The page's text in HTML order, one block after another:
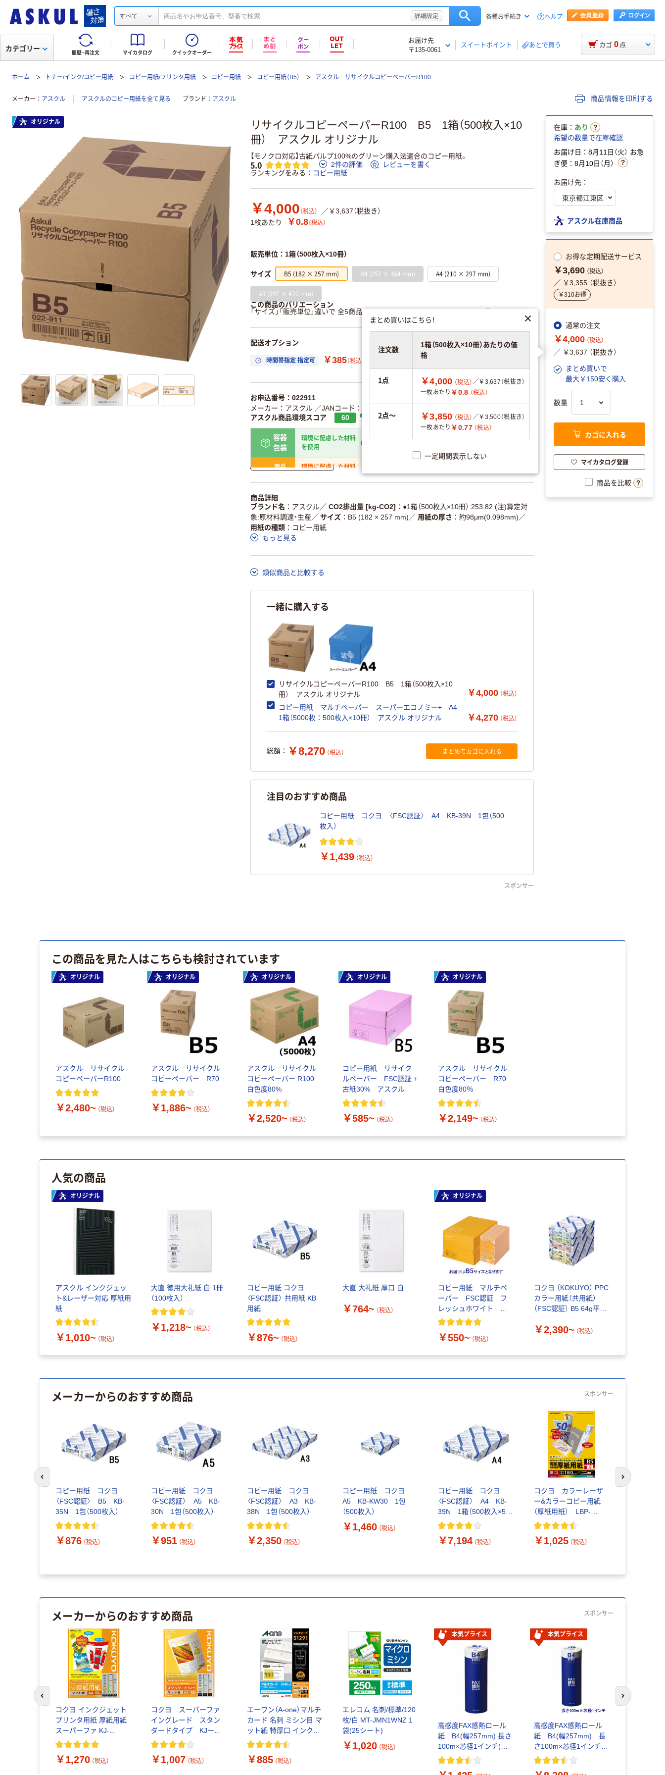
すべて 詳細設定 各種お手続き ヘルプ
履歴・再注文 マイカタログ クイックオーダー
お届け先
〒135-0061
スイートポイント あとで買う
カテゴリー カゴ 0 点
ホーム トナー/インク/コピー用紙 コピー用紙/プリンタ用紙 コピー用紙 コピー用紙（B5） アスクル リサイクルコピーペーパーR100
メーカー アスクル アスクルのコピー用紙を全て見る ブランド アスクル 商品情報を印刷する
リサイクルコピーペーパーR100 B5 1箱（500枚入×10
冊） アスクル オリジナル
【モノクロ対応】古紙パルプ100%のグリーン購入法適合のコピー用紙。
5.0 2件の評価
レビューを書く
ランキングをみる
コピー用紙
￥4,000 （税込）
／￥3,637（税抜き）
1枚あたり
￥0.8（税込）
販売単位：1箱（500枚入×10冊）
サイズ B5 (182 × 257 mm) B4 (257 × 364 mm) A4 (210 × 297 mm)
A3 (297 × 420 mm)
この商品のバリエーション
「サイズ」「販売単位」違いで 全5商品 あります。
配送オプション
時間帯指定 指定可 ￥385（税込） 置き場所指定 利用可
お申込番号：022911
メーカー：アスクル ／JANコード：4535164027007
アスクル商品環境スコア
60
容器
包装
環境に配慮した材料
を使用
分別・リサイクルし
商品
環境に配慮した材料
やすい設計
仕組
る
ている
削減
この商品の環境配慮ポイントです。詳しくはページ下部の商品詳細「アスクル商品環境スコ
ア詳細／加点項目
」で確認できます。
詳しく見る
商品詳細
ブランド名
アスクル／ CO2排出量 [kg-CO2]
●1箱（500枚入×10冊）:253.82 (注)算定対
象:原材料調達・生産／ サイズ B5 (182 × 257 mm) ／ 用紙の厚さ 約98μm(0.098mm) ／
用紙の種類
コピー用紙
もっと見る
類似商品と比較する
一緒に購入する
リサイクルコピーペーパーR100 B5 1箱（500枚入×10
冊） アスクル オリジナル
￥4,000 （税込）
コピー用紙 マルチペーパー スーパーエコノミー+ A4
1箱（5000枚：500枚入×10冊） アスクル オリジナル
￥4,270 （税込）
総額： ￥8,270 （税込） まとめてカゴに入れる
注目のおすすめ商品
コピー用紙 コクヨ 〈FSC認証〉 A4 KB-39N 1包（500
枚入）
￥1,439 （税込）
スポンサー
オリジナル
在庫： あり
希望の数量で在庫確認
お届け日：8月11日（火） お急
ぎ便：8月10日（月）
お届け先：
アスクル在庫商品
お得な定期配送サービス
￥3,690 （税込）
／ ￥3,355 （税抜き）
￥310お得
通常の注文
￥4,000 （税込）
／ ￥3,637 （税抜き）
まとめ買いで
最大￥150安く購入
まとめ買いはこちら！
注文数
1箱（500枚入×10冊）あたりの価
格
1点 ￥4,000 （税込）／￥3,637（税抜き）
一枚あたり ￥0.8 （税込）
2点～ ￥3,850 （税込）／￥3,500（税抜き）
一枚あたり ￥0.77 （税込）
一定期間表示しない
数量
カゴに入れる
マイカタログ登録
商品を比較
この商品を見た人はこちらも検討されています
オリジナル
アスクル リサイクル
コピーペーパーR100
￥2,480~ （税込）
オリジナル
アスクル リサイクル
コピーペーパー R70
￥1,886~ （税込）
オリジナル
アスクル リサイクル
コピーペーパー R100
白色度80%
￥2,520~ （税込）
オリジナル
コピー用紙 リサイク
ルペーパー FSC認証 +
古紙30% アスクル
￥585~ （税込）
オリジナル
アスクル リサイクル
コピーペーパー R70
白色度80％
￥2,149~ （税込）
人気の商品
オリジナル
アスクル インクジェッ
ト&レーザー対応 厚紙用
紙
￥1,010~ （税込）
大直 徳用大礼紙 白 1冊
（100枚入）
￥1,218~ （税込）
コピー用紙 コクヨ
〈FSC認証〉 共用紙 KB
用紙
￥876~ （税込）
大直 大礼紙 厚口 白
￥764~ （税込）
オリジナル
コピー用紙 マルチペ
ーパー FSC認証 フ
レッシュホワイト 高
白色 アスクル
￥550~ （税込）
コクヨ （KOKUYO） PPC
カラー用紙（共用紙）
（FSC認証） B5 64g平米
￥2,390~ （税込）
メーカーからのおすすめ商品 スポンサー
コピー用紙 コクヨ
〈FSC認証〉 B5 KB-
35N 1包（500枚入）
￥876 （税込）
コピー用紙 コクヨ
〈FSC認証〉 A5 KB-
30N 1包（500枚入）
￥951 （税込）
コピー用紙 コクヨ
〈FSC認証〉 A3 KB-
38N 1包（500枚入）
￥2,350 （税込）
コピー用紙 コクヨ
A5 KB-KW30 1包
（500枚入）
￥1,460 （税込）
コピー用紙 コクヨ
〈FSC認証〉 A4 KB-
39N 1箱（500枚入×5
包）
￥7,194 （税込）
コクヨ カラーレーザ
ー&カラーコピー用紙
（厚紙用紙） LBP-
F32 B5 1冊（100枚
￥1,025 （税込）
前のスライドへ 次のスライド
メーカーからのおすすめ商品 スポンサー
コクヨ インクジェット
プリンタ用紙 厚紙用紙
スーパーファ KJ-
M15A4-50 1袋(50枚入)
￥1,270 （税込）
コクヨ スーパーファ
イングレード スタン
ダードタイプ KJー
M17A4ー100 1袋（100
￥1,007 （税込）
エーワン（A-one）マルチ
カード 名刺 ミシン目 マ
ット紙 特厚口 インクジ
ェット A4 10面 10シー
￥885 （税込）
エレコム 名刺/標準/120
枚/白 MT-JMN1WNZ 1
袋(25シート)
￥1,020 （税込）
本気プライス
高感度FAX感熱ロール
紙 B4(幅257mm) 長さ
100m×芯径1インチ(ロ
ール紙外径 約
本気プライス
高感度FAX感熱ロール
紙 B4(幅257mm) 長
さ100m×芯径1インチ
(ロール紙外径 約
次のスライド